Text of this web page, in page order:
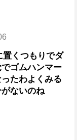
置くつもりでダ
ゴムハンマー
たわよくみる
ないのね